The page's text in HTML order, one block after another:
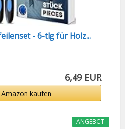
- 6-tlg für Holz...
6,49 EUR
kaufen
ANGEBOT